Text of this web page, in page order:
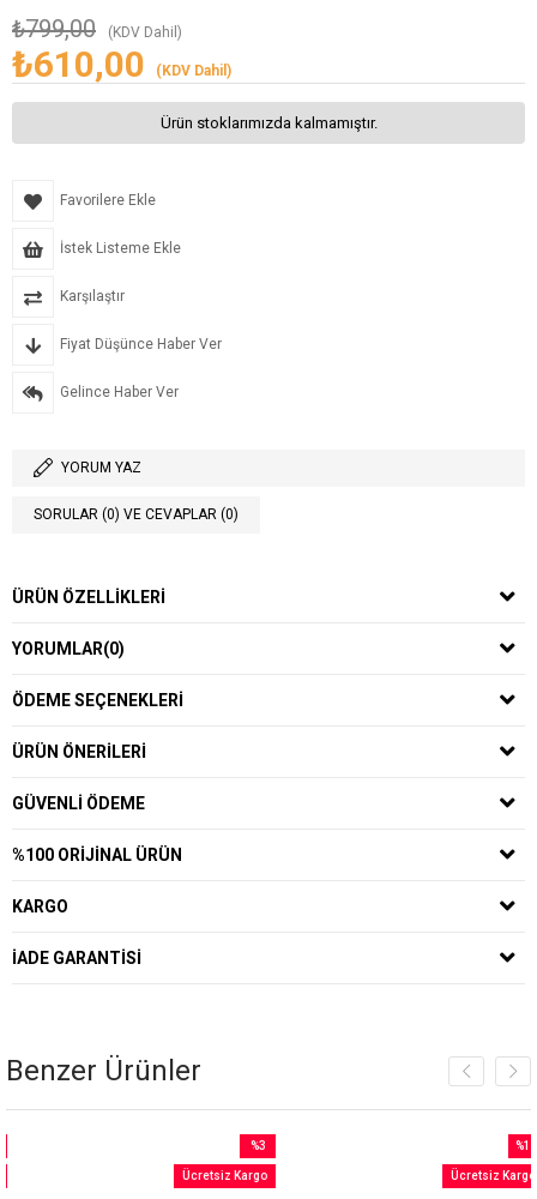
₺799,00 (KDV Dahil)
₺610,00 (KDV Dahil)
Ürün stoklarımızda kalmamıştır.
Favorilere Ekle
İstek Listeme Ekle
Karşılaştır
Fiyat Düşünce Haber Ver
Gelince Haber Ver
YORUM YAZ
SORULAR (0) VE CEVAPLAR (0)
ÜRÜN ÖZELLIKLERI
YORUMLAR(0)
ÖDEME SEÇENEKLERI
ÜRÜN ÖNERILERI
GÜVENLI ÖDEME
%100 ORIJINAL ÜRÜN
KARGO
İADE GARANTISI
Benzer Ürünler
%3
İndirim
Ücretsiz Kargo
%18
Ücretsiz Kargo